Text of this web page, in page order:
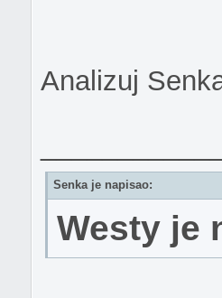
Analizuj
Senka je napisao:
Westy je